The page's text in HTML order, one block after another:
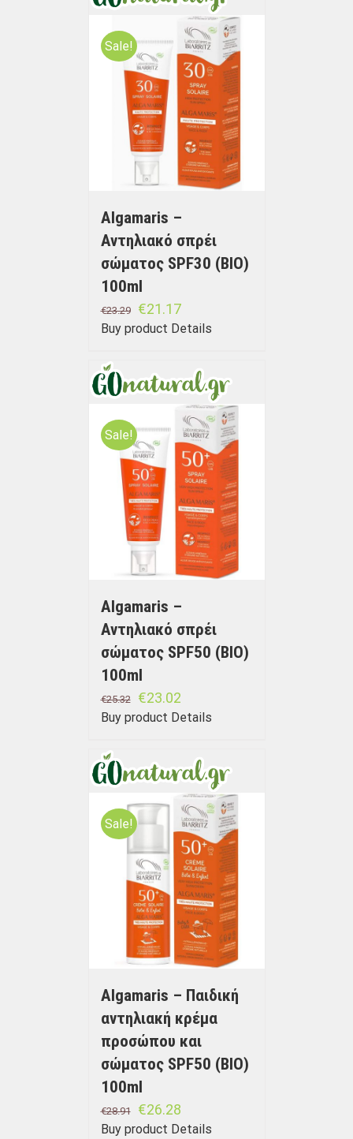
Sale!
Algamaris –
Αντηλιακό σπρέι
σώματος SPF30 (BIO)
100ml
€23.29 €21.17
Buy product Details
Sale!
Algamaris –
Αντηλιακό σπρέι
σώματος SPF50 (BIO)
100ml
€25.32 €23.02
Buy product Details
Sale!
Algamaris – Παιδική
αντηλιακή κρέμα
προσώπου και
σώματος SPF50 (BIO)
100ml
€28.91 €26.28
Buy product Details